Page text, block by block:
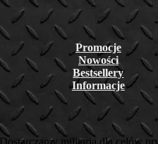
Promocje
Nowości
Bestsellery
Informacje